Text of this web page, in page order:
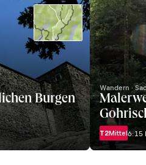
Burgen
Wandern ·
T2Mittel6:15